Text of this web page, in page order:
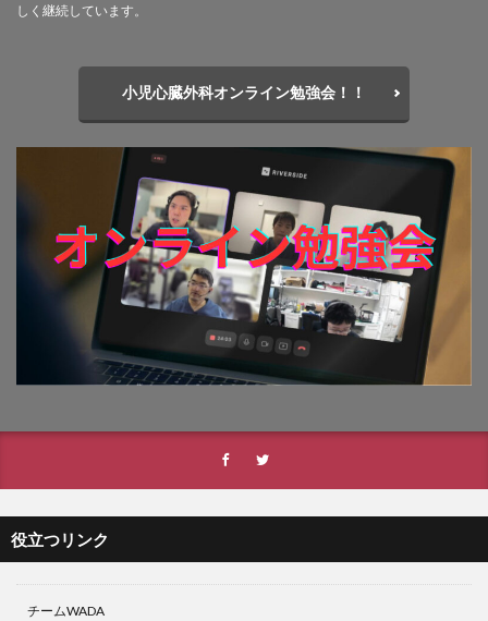
しく継続しています。
小児心臓外科オンライン勉強会！！
役立つリンク
チームWADA